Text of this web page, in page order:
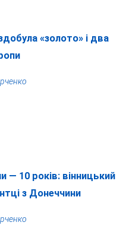
«золото» і два
— 10 років: вінницький
з Донеччини